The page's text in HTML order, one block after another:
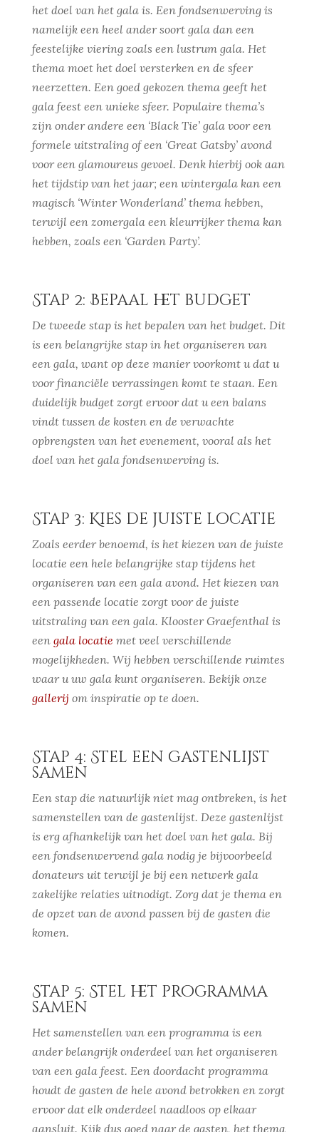
het doel van het gala is. Een fondsenwerving is
namelijk een heel ander soort gala dan een
feestelijke viering zoals een lustrum gala. Het
thema moet het doel versterken en de sfeer
neerzetten. Een goed gekozen thema geeft het
gala feest een unieke sfeer. Populaire thema’s
zijn onder andere een ‘Black Tie’ gala voor een
formele uitstraling of een ‘Great Gatsby’ avond
voor een glamoureus gevoel. Denk hierbij ook aan
het tijdstip van het jaar; een wintergala kan een
magisch ‘Winter Wonderland’ thema hebben,
terwijl een zomergala een kleurrijker thema kan
hebben, zoals een ‘Garden Party’.
Stap 2: Bepaal het budget
De tweede stap is het bepalen van het budget. Dit
is een belangrijke stap in het organiseren van
een gala, want op deze manier voorkomt u dat u
voor financiële verrassingen komt te staan. Een
duidelijk budget zorgt ervoor dat u een balans
vindt tussen de kosten en de verwachte
opbrengsten van het evenement, vooral als het
doel van het gala fondsenwerving is.
Stap 3: Kies de juiste locatie
Zoals eerder benoemd, is het kiezen van de juiste
locatie een hele belangrijke stap tijdens het
organiseren van een gala avond. Het kiezen van
een passende locatie zorgt voor de juiste
uitstraling van een gala. Klooster Graefenthal is
een gala locatie met veel verschillende
mogelijkheden. Wij hebben verschillende ruimtes
waar u uw gala kunt organiseren. Bekijk onze
gallerij om inspiratie op te doen.
Stap 4: Stel een gastenlijst
samen
Een stap die natuurlijk niet mag ontbreken, is het
samenstellen van de gastenlijst. Deze gastenlijst
is erg afhankelijk van het doel van het gala. Bij
een fondsenwervend gala nodig je bijvoorbeeld
donateurs uit terwijl je bij een netwerk gala
zakelijke relaties uitnodigt. Zorg dat je thema en
de opzet van de avond passen bij de gasten die
komen.
Stap 5: Stel het programma
samen
Het samenstellen van een programma is een
ander belangrijk onderdeel van het organiseren
van een gala feest. Een doordacht programma
houdt de gasten de hele avond betrokken en zorgt
ervoor dat elk onderdeel naadloos op elkaar
aansluit. Kijk dus goed naar de gasten, het thema